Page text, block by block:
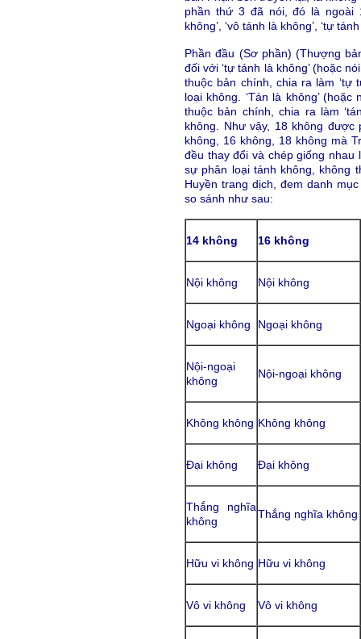
phần thứ 3 đã nói, đó là ngoài
không’, ‘vô tánh là không’, ‘tự
Phần đầu (Sơ phần) (Thượng
đối với ‘tự tánh là không’ (hoặc
thuộc bản chính, chia ra làm ‘tự
loại không. ‘Tán là không’
thuộc bản chính, chia ra làm
không. Như vậy, 18 không được
không, 16 không, 18 không mà
đều thay đổi và chép giống
sự phân loại tánh không, không
Huyền trang dịch, đem danh
so sánh như sau:
14 không 16 không
Nội không Nội không
Ngoại không Ngoại không
Nội-ngoại
không
Nội-ngoại không
Không không Không không
Đại không Đại không
Thắng nghĩa
không
Thắng nghĩa không
Hữu vi không Hữu vi không
Vô vi không Vô vi không